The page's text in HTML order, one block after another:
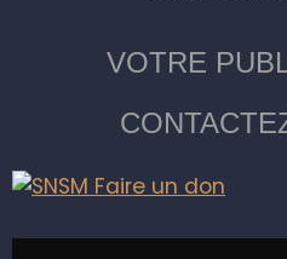
VOTRE